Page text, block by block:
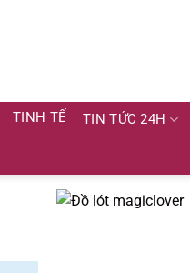
TINH TẾ TIN TỨC 24H